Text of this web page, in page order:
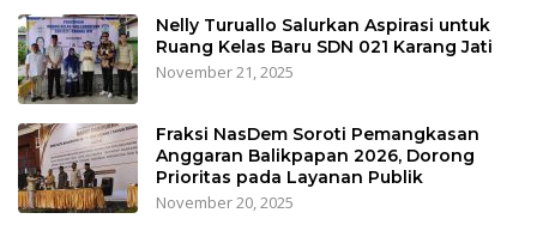
Nelly Turuallo Salurkan Aspirasi untuk
Ruang Kelas Baru SDN 021 Karang Jati
November 21, 2025
Fraksi NasDem Soroti Pemangkasan
Anggaran Balikpapan 2026, Dorong
Prioritas pada Layanan Publik
November 20, 2025